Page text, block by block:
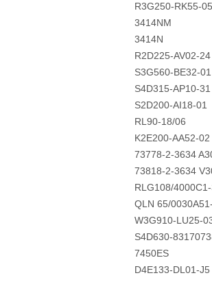
R3G250-RK55-05
3414NM
3414N
R2D225-AV02-24
S3G560-BE32-01
S4D315-AP10-31
S2D200-AI18-01
RL90-18/06
K2E200-AA52-02
73778-2-3634
73818-2-3634
RLG108/
QLN 65/
W3G910-LU25-
S4D630-
7450ES
D4E133-DL01-J5